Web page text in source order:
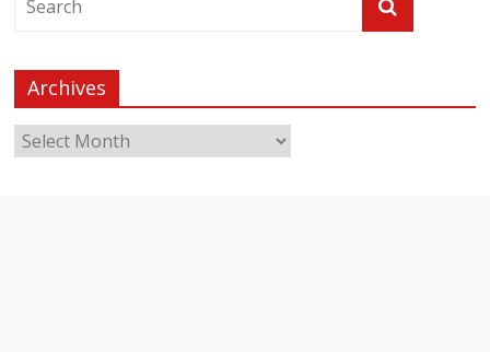
Archives